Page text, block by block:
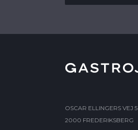
OSCAR ELLINGERS VEJ 5
2000 FREDERIKSBERG